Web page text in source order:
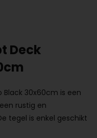
Deck
30x60cm is een
rustig en
tegel is enkel geschikt